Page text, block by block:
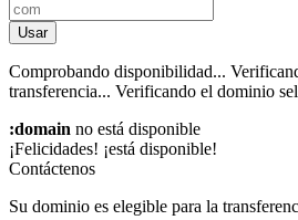
Usar
Comprobando disponibilidad...
transferencia... Verificando el dominio
:domain no está disponible
¡Felicidades! ¡está disponible!
Contáctenos
Su dominio es elegible para la